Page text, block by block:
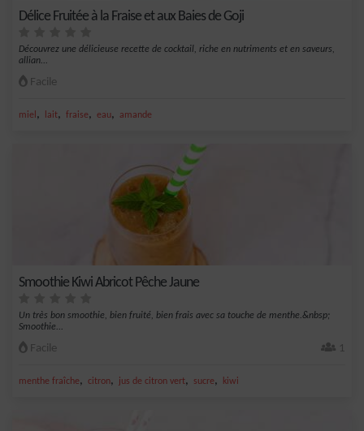
Délice Fruitée à la Fraise et aux Baies de Goji
Découvrez une délicieuse recette de cocktail, riche en nutriments et en saveurs,
allian...
Facile
miel , lait, fraise, eau, amande
Smoothie Kiwi Abricot Pêche Jaune
Un très bon smoothie, bien fruité, bien frais avec sa touche de menthe.&nbsp;
Smoothie...
Facile 1
menthe fraîche, citron, jus de citron vert, sucre, kiwi